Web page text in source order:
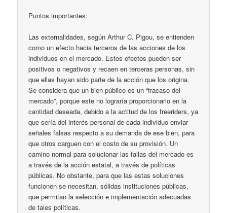
Puntos importantes:
Las externalidades, según Arthur C. Pigou, se entienden
como un efecto hacia terceros de las acciones de los
individuos en el mercado. Estos efectos pueden ser
positivos o negativos y recaen en terceras personas, sin
que ellas hayan sido parte de la acción que los origina.
Se considera que un bien público es un “fracaso del
mercado”, porque este no lograría proporcionarlo en la
cantidad deseada, debido a la actitud de los freeriders, ya
que sería del interés personal de cada individuo enviar
señales falsas respecto a su demanda de ese bien, para
que otros carguen con el costo de su provisión. Un
camino normal para solucionar las fallas del mercado es
a través de la acción estatal, a través de políticas
públicas. No obstante, para que las estas soluciones
funcionen se necesitan, sólidas instituciones públicas,
que permitan la selección e implementación adecuadas
de tales políticas.